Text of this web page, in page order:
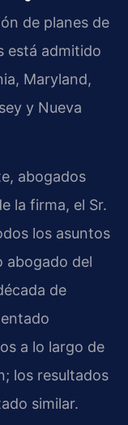
de planes de
está admitido
Maryland,
y Nueva
abogados
la firma, el Sr.
los asuntos
abogado del
de
a lo largo de
los resultados
similar.